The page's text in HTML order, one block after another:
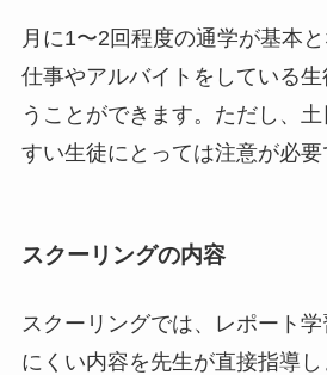
月に1〜2回程度の通学が基本
仕事やアルバイトをしている
うことができます。ただし、
すい生徒にとっては注意が必要
スクーリングの内容
スクーリングでは、レポート
にくい内容を先生が直接指導